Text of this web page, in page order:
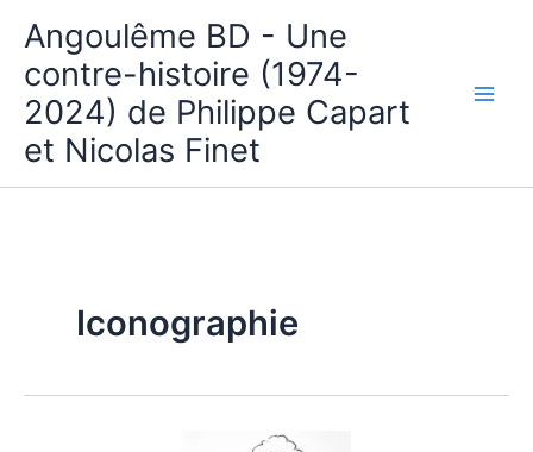
contenu
Angoulême BD - Une
contre-histoire (1974-
2024) de Philippe Capart
et Nicolas Finet
Iconographie